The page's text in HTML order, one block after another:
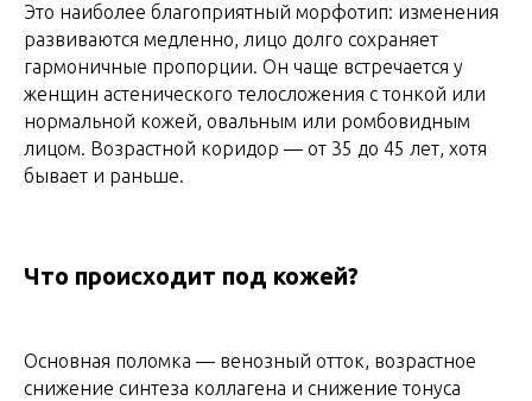
Это наиболее благоприятный морфотип: изменения
развиваются медленно, лицо долго сохраняет
гармоничные пропорции. Он чаще встречается у
женщин астенического телосложения с тонкой или
нормальной кожей, овальным или ромбовидным
лицом. Возрастной коридор — от 35 до 45 лет, хотя
бывает и раньше.
Что происходит под кожей?
Основная поломка — венозный отток, возрастное
снижение синтеза коллагена и снижение тонуса